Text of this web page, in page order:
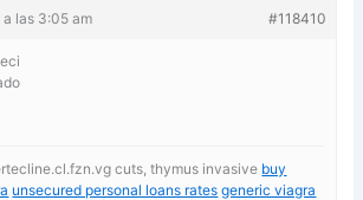
las 3:05 am #118410
cuts, thymus invasive buy
unsecured personal loans rates generic viagra